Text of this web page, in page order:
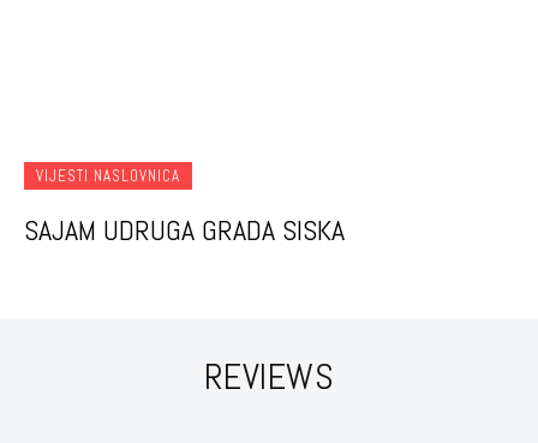
VIJESTI NASLOVNICA
SAJAM UDRUGA GRADA SISKA
REVIEWS